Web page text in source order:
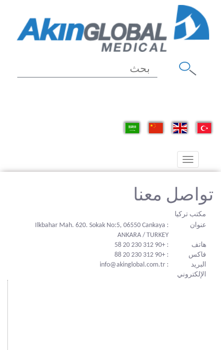
Toggle
navigation
تواصل معنا
مكتب تركيا
عنوان
: Ilkbahar Mah. 620. Sokak No:5, 06550 Cankaya
ANKARA / TURKEY
هاتف
: +90 312 230 20 58
فاكس
: +90 312 230 20 88
البريد
الإلكتروني
: info@akinglobal.com.tr